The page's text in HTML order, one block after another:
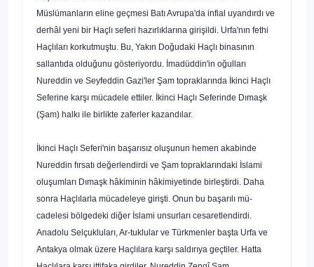
Müslümanların eline geçmesi Batı Avrupa'da infial uyandırdı ve
derhâl yeni bir Haçlı seferi hazırlıklarına girişildi. Urfa'nın fethi
Haçlıları korkutmuştu. Bu, Yakın Doğudaki Haçlı binasının
sallantıda olduğunu gösteriyordu. İmadüddin'in oğulları
Nureddin ve Seyfeddin Gazi'ler Şam toprakla­rında İkinci Haçlı
Seferine karşı mücadele ettiler. İkinci Haçlı Seferinde Dımaşk
(Şam) halkı ile birlikte zaferler kazandılar.
İkinci Haçlı Seferi'nin başarısız oluşunun hemen akabinde
Nureddin fırsatı değerlendirdi ve Şam topraklarındaki İslami
oluşumları Dımaşk hâkiminin hâkimi­yetinde birleştirdi. Daha
sonra Haçlılarla mücadeleye girişti. Onun bu başarılı mü­
cadelesi bölgedeki diğer İslami unsurları cesaretlendirdi.
Anadolu Selçukluları, Ar-tuklular ve Türkmenler başta Urfa ve
Antakya olmak üzere Haçlılara karşı saldırıya geçtiler. Hatta